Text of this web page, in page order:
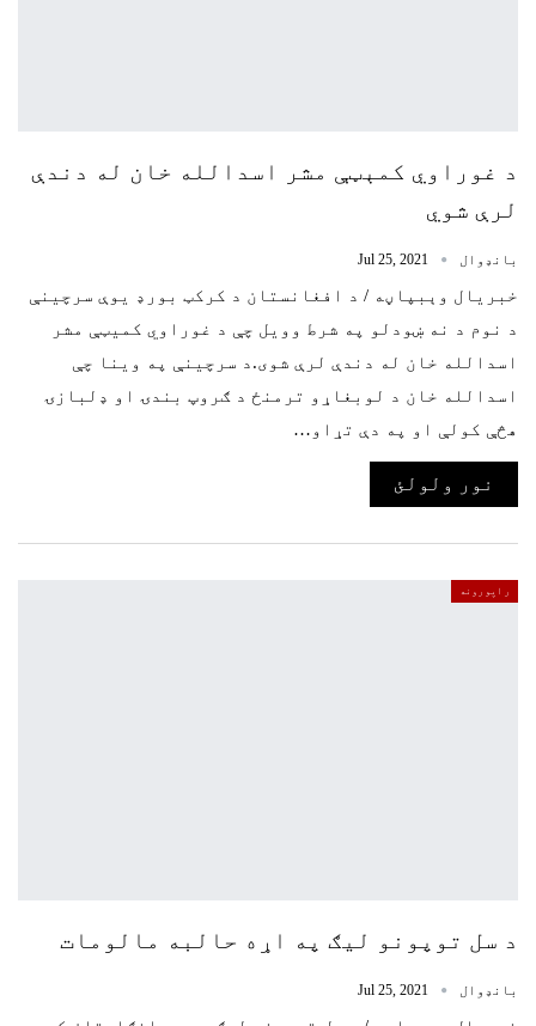
د غوراوي کمېټې مشر اسدالله خان له دندې
لرې شوي
بانډوال Jul 25, 2021
خبریال وېبپاڼه / د افغانستان د کرکټ بورډ يوې سرچينې
د نوم د نه ښودلو په شرط وويل چې د غوراوي کميټې مشر
اسدالله خان له دندې لرې شوی.د سرچينې په وينا چې
اسدالله خان د لوبغاړو ترمنځ د ګروپ بندۍ او ډلبازۍ
هڅې کولې او په دې تړاو…
نور ولولئ
راپورونه
د سل توپونو لیګ په اړه حالبه مالومات
بانډوال Jul 25, 2021